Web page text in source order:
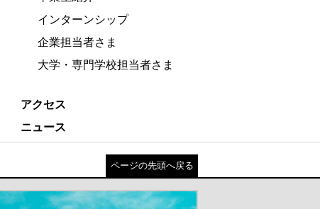
インターンシップ
企業担当者さま
大学・専門学校担当者さま
アクセス
ニュース
ページの先頭へ戻る